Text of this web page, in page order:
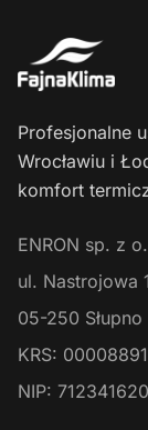
Profesjonalne
Wrocławiu i
komfort
ENRON sp. z
ul. Nastrojowa
05-250 Słupno
KRS:
NIP: